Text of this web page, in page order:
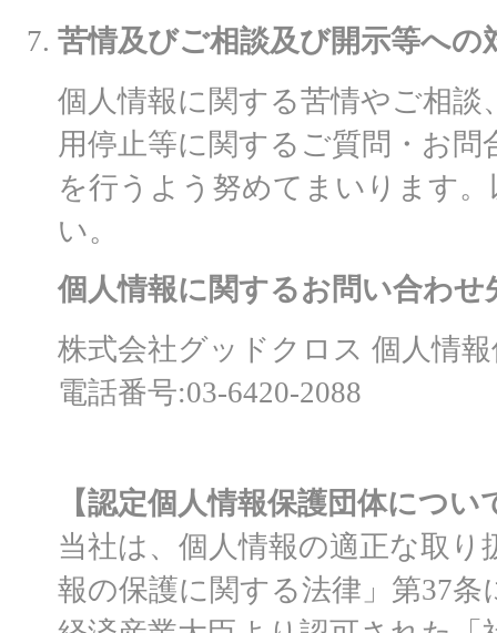
苦情及びご相談及び開示等への
個人情報に関する苦情やご相談
用停止等に関するご質問・お
を行うよう努めてまいります
い。
個人情報に関するお問い合わせ
株式会社グッドクロス 個人情
電話番号:03-6420-2088
【認定個人情報保護団体につい
当社は、個人情報の適正な取
報の保護に関する法律」第37